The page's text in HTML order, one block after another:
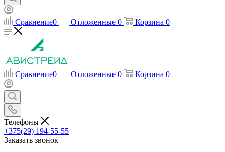
Сравнение0 Отложенные 0 Корзина 0
Сравнение0 Отложенные 0 Корзина 0
Телефоны
+375(29) 194-55-55
Заказать звонок